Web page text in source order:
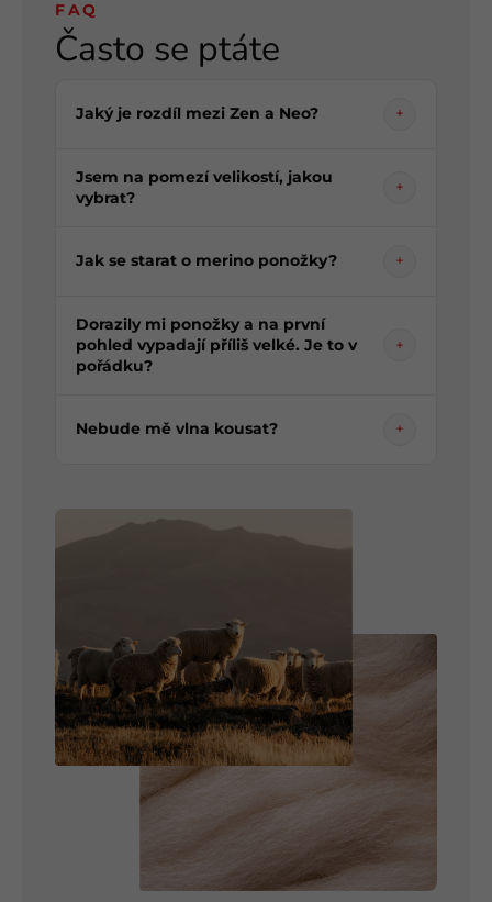
FAQ
Často se ptáte
Jaký je rozdíl mezi Zen a Neo? +
Jsem na pomezí velikostí, jakou
vybrat?
+
Jak se starat o merino ponožky? +
Dorazily mi ponožky a na první
pohled vypadají příliš velké. Je to v
pořádku?
+
Nebude mě vlna kousat? +